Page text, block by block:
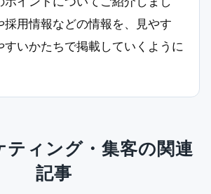
採用情報などの情報を、見やす
すいかたちで掲載していくように
ティング・集客の関連
記事